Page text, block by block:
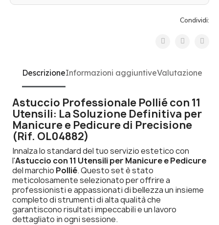
Condividi:
DescrizioneInformazioni aggiuntiveValutazione
Astuccio Professionale Pollié con 11
Utensili: La Soluzione Definitiva per
Manicure e Pedicure di Precisione
(Rif. OL04882)
Innalza lo standard del tuo servizio estetico con
l'Astuccio con 11 Utensili per Manicure e Pedicure
del marchio Pollié. Questo set è stato
meticolosamente selezionato per offrire a
professionisti e appassionati di bellezza un insieme
completo di strumenti di alta qualità che
garantiscono risultati impeccabili e un lavoro
dettagliato in ogni sessione.